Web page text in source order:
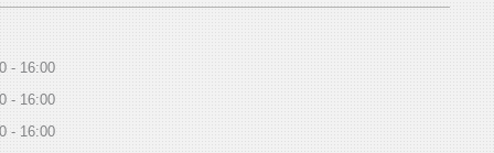
16:00
16:00
16:00